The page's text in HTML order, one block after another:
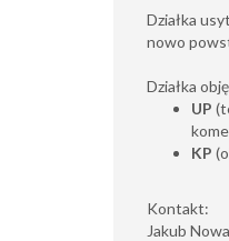
Działka
nowo
Działka
UP
KP
Kontakt:
Jakub